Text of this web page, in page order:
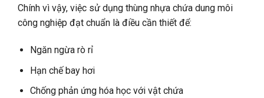
Chính vì vậy, việc sử dụng thùng nhựa chứa dung môi
công nghiệp đạt chuẩn là điều cần thiết để:
Ngăn ngừa rò rỉ
Hạn chế bay hơi
Chống phản ứng hóa học với vật chứa